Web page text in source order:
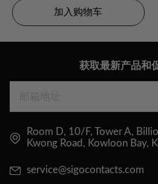
加入购物车
获取最新产品和
Room D, 10/F, Tower A,
Kwong Road, Kowloon Bay,
service@sigocontacts.com